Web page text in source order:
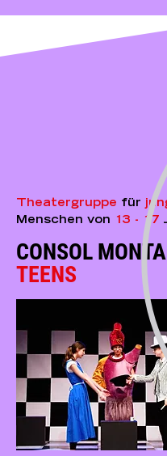
Theatergruppe für
Menschen von
13 - 17
CONSOL
TEENS